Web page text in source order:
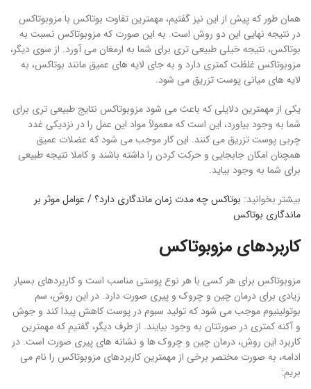
همان طور که پیش از این نیز گفتیم، مهمترین تفاوت بوتاکس با مزوبوتاکس
در نتیجه نهایی این دو روش است. به این صورت که مزوبوتاکس نسبت به
بوتاکس، نتیجه خیلی طبیعی تری برای شما به ارمغان می آورد. از سوی دیگر،
مزوبوتاکس غلظت کمتری دارد و به جای لایه های عمیق مانند بوتاکس، به
لایه های میانی پوست تزریق می شود.
یکی از مهمترین دلایلی که باعث می شود مزوبوتاکس نتایج طبیعی تری برای
شما به وجود بیاورد، این است که معمولاً مواد این عمل را در نزدیکی غدد
چربی پوست تزریق می کنند. این کار موجب می شود که عضلات عمیق
همچنان امکان جابجایی و حرکت کردن را داشته باشند و کاملا نتیجه طبیعی
برای شما به وجود بیاید.
بیشتر بخوانید: بوتاکس چه مدت زمان ماندگاری دارد؟ / عوامل موثر بر
ماندگاری بوتاکس
کاربردهای مزوبوتاکس
مزوبوتاکس برای هر کسی با هر نوع پوستی مناسب است و کاربردهای بسیار
زیادی برای درمان چین و چروک و پیری صورت دارد. در این روش، سم
بوتولینیوم موجب می شود که تولید سبوم در پوست کاهش پیدا کند و جوش
و آکنه کمتری در صورتتان به وجود بیایند. از طرف دیگر، گفتیم که مهمترین
کاربرد این روش، درمان چین و چروک ها و نشانه های پیری صورت است. در
ادامه، به صورت مختصر برخی از مهمترین کاربردهای مزوبوتاکس را نام می
بریم: